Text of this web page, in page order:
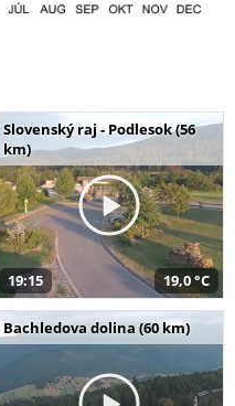
Slovenský raj - Podlesok (56
km)
19:15 19,0 °C
Bachledova dolina (60 km)